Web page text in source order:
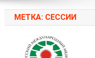
МЕТКА: СЕССИИ